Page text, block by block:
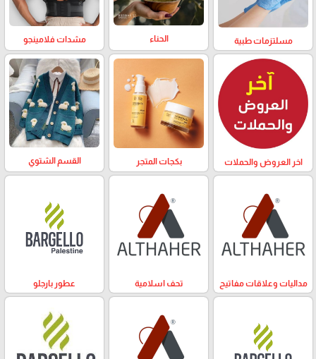
مسلتزمات طبية الحناء مشدات فلامينجو
اخر العروض والحملات بكجات المتجر القسم الشتوي
مداليات وعلاقات مفاتيح تحف اسلامية عطور بارجلو